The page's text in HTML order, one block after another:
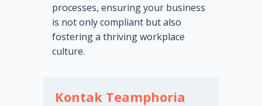
processes, ensuring your business
is not only compliant but also
fostering a thriving workplace
culture.
Kontak Teamphoria